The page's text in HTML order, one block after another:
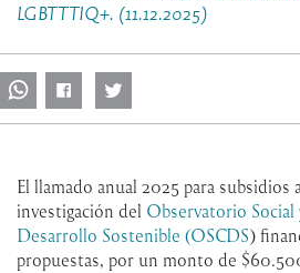
LGBTTTIQ+. (11.12.2025)
El llamado anual 2025 para subsidios
investigación del Observatorio
Desarrollo Sostenible (OSCDS)
propuestas, por un monto de